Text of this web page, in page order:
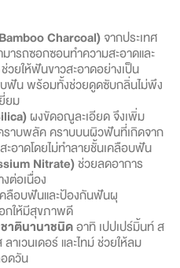
Charcoal)จากประเทศ
รถซอกซอนทำความสะอาดและ
ยให้ฟันขาวสะอาดอย่างเป็น
บฟัน พร้อมทั้งช่วยดูดซับกลิ่นไม่พึง
ยม
ผงขัดอณูละเอียด จึงเพิ่ม
ราบพลัค คราบบนผิวฟันที่เกิดจาก
อาดโดยไม่ทำลายชั้นเคลือบฟัน
Nitrate)ช่วยลดอาการ
ต่อเนื่อง
ลือบฟันและป้องกันฟันผุ
กให้มีสุขภาพดี
าตินานาชนิดอาทิ เปปเปร์มิ้นท์ ส
เวนเดอร์ และไทม์ ช่วยให้ลม
ดวัน